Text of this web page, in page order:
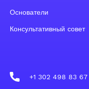
Основатели
Консультативный совет
+1 302 498 83 67